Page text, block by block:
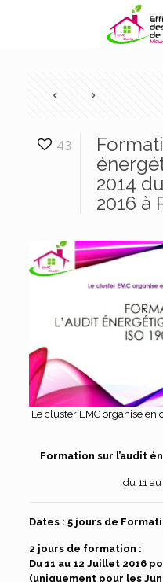
43
2014
2016 à
Le cluster EMC organise
Formation sur l’audit
du 11
Dates : 5 jours de
2 jours de formation :
Du 11 au 12 Juillet 2016
(uniquement pour les